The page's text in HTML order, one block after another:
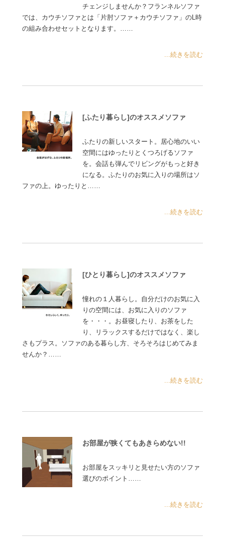
チェンジしませんか？フランネルソファ
では、カウチソファとは「片肘ソファ＋カウチソファ」のL時
の組み合わせセットとなります。……
...続きを読む
[ふたり暮らし]のオススメソファ
ふたりの新しいスタート。居心地のいい
空間にはゆったりとくつろげるソファ
を。会話も弾んでリビングがもっと好き
になる。ふたりのお気に入りの場所はソ
ファの上。ゆったりと……
...続きを読む
[ひとり暮らし]のオススメソファ
憧れの１人暮らし。自分だけのお気に入
りの空間には、お気に入りのソファ
を・・・。お昼寝したり、お茶をした
り、リラックスするだけではなく、楽し
さもプラス。ソファのある暮らし方、そろそろはじめてみま
せんか？……
...続きを読む
お部屋が狭くてもあきらめない!!
お部屋をスッキリと見せたい方のソファ
選びのポイント……
...続きを読む